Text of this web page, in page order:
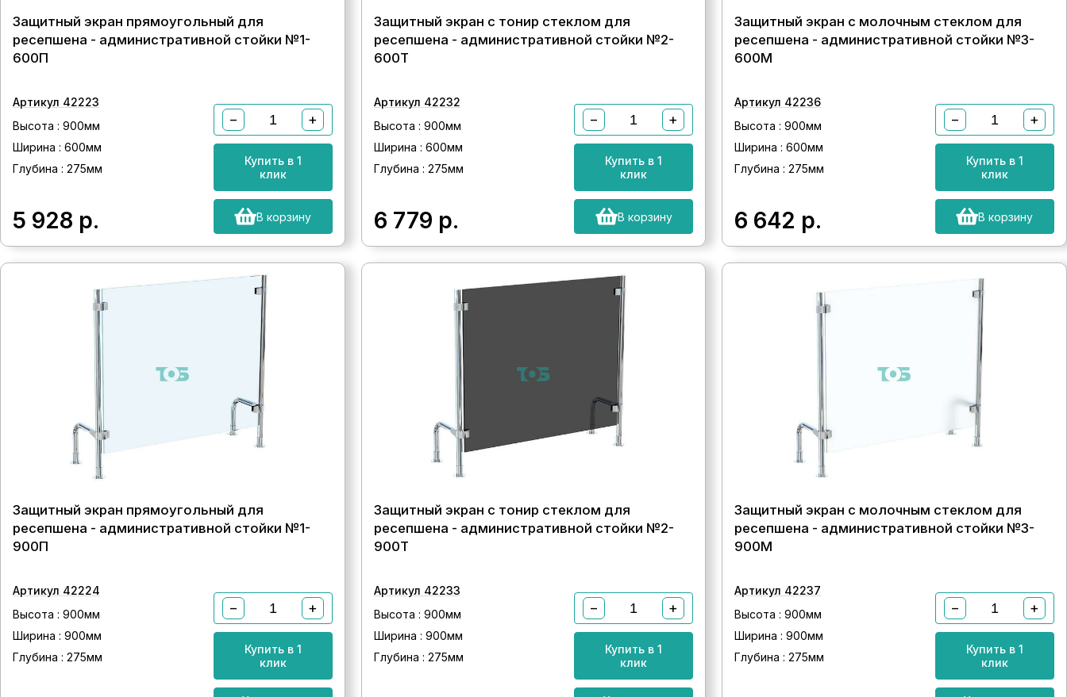
Защитный экран прямоугольный для
ресепшена - административной стойки №1-
600П
Артикул 42223
Высота : 900мм
Ширина : 600мм
Глубина : 275мм
5 928 р.
− +
Купить в 1
клик
В корзину
Защитный экран с тонир стеклом для
ресепшена - административной стойки №2-
600Т
Артикул 42232
Высота : 900мм
Ширина : 600мм
Глубина : 275мм
6 779 р.
− +
Купить в 1
клик
В корзину
Защитный экран с молочным стеклом для
ресепшена - административной стойки №3-
600М
Артикул 42236
Высота : 900мм
Ширина : 600мм
Глубина : 275мм
6 642 р.
− +
Купить в 1
клик
В корзину
Защитный экран прямоугольный для
ресепшена - административной стойки №1-
900П
Артикул 42224
Высота : 900мм
Ширина : 900мм
Глубина : 275мм
− +
Купить в 1
клик
Защитный экран с тонир стеклом для
ресепшена - административной стойки №2-
900Т
Артикул 42233
Высота : 900мм
Ширина : 900мм
Глубина : 275мм
− +
Купить в 1
клик
Защитный экран с молочным стеклом для
ресепшена - административной стойки №3-
900М
Артикул 42237
Высота : 900мм
Ширина : 900мм
Глубина : 275мм
− +
Купить в 1
клик